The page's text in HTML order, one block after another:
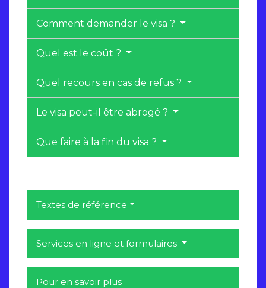
Comment demander le visa ?
Quel est le coût ?
Quel recours en cas de refus ?
Le visa peut-il être abrogé ?
Que faire à la fin du visa ?
Textes de référence
Services en ligne et formulaires
Pour en savoir plus